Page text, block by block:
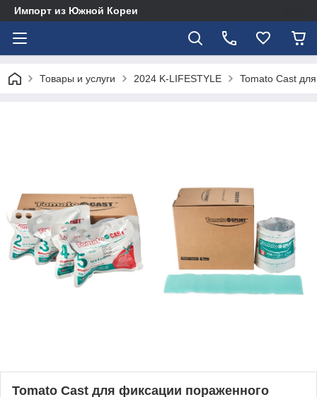
Импорт из Южной Кореи
Товары и услуги 2024 K-LIFESTYLE Tomato Cast
Tomato Cast для фиксации пораженного